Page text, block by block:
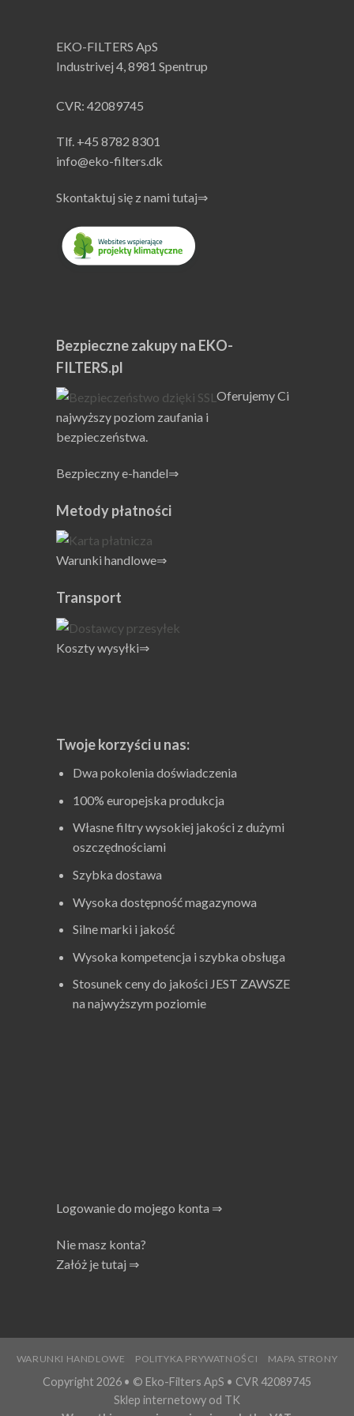
EKO-FILTERS ApS
Industrivej 4, 8981 Spentrup
CVR: 42089745
Tlf. +45 8782 8301
info@eko-filters.dk
Skontaktuj się z nami tutaj⇒
Bezpieczne zakupy na EKO-
FILTERS.pl
Oferujemy Ci
najwyższy poziom zaufania i
bezpieczeństwa.
Bezpieczny e-handel⇒
Metody płatności
Warunki handlowe⇒
Transport
Koszty wysyłki⇒
Twoje korzyści u nas:
Dwa pokolenia doświadczenia
100% europejska produkcja
Własne filtry wysokiej jakości z dużymi
oszczędnościami
Szybka dostawa
Wysoka dostępność magazynowa
Silne marki i jakość
Wysoka kompetencja i szybka obsługa
Stosunek ceny do jakości JEST ZAWSZE
na najwyższym poziomie
Logowanie do mojego konta ⇒
Nie masz konta?
Załóż je tutaj ⇒
WARUNKI HANDLOWE POLITYKA PRYWATNOŚCI MAPA STRONY
Copyright 2026 • © Eko-Filters ApS • CVR 42089745
Sklep internetowy od TK